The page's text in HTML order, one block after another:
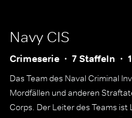
Navy CIS
Crimeserie 7 Staffeln
Das Team des Naval Criminal
Mordfällen und anderen
Corps. Der Leiter des Teams